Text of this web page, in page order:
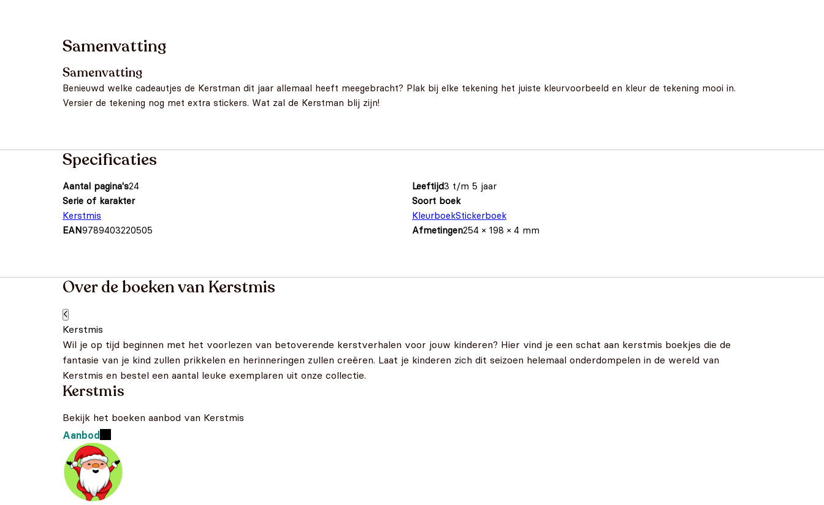
Samenvatting
Samenvatting
Benieuwd welke cadeautjes de Kerstman dit jaar allemaal heeft meegebracht? Plak bij elke tekening het juiste kleurvoorbeeld en kleur de tekening mooi in.
Versier de tekening nog met extra stickers. Wat zal de Kerstman blij zijn!
Specificaties
Aantal pagina's24 Leeftijd3 t/m 5 jaar
Serie of karakter
Kerstmis
Soort boek
KleurboekStickerboek
EAN9789403220505 Afmetingen254 × 198 × 4 mm
Over de boeken van Kerstmis
Kerstmis
Wil je op tijd beginnen met het voorlezen van betoverende kerstverhalen voor jouw kinderen? Hier vind je een schat aan kerstmis boekjes die de
fantasie van je kind zullen prikkelen en herinneringen zullen creëren. Laat je kinderen zich dit seizoen helemaal onderdompelen in de wereld van
Kerstmis en bestel een aantal leuke exemplaren uit onze collectie.
Kerstmis
Bekijk het boeken aanbod van Kerstmis
Aanbod